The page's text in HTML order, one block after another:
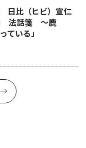
日比（ヒビ）宣仁
法話箋 〜鹿
いる」